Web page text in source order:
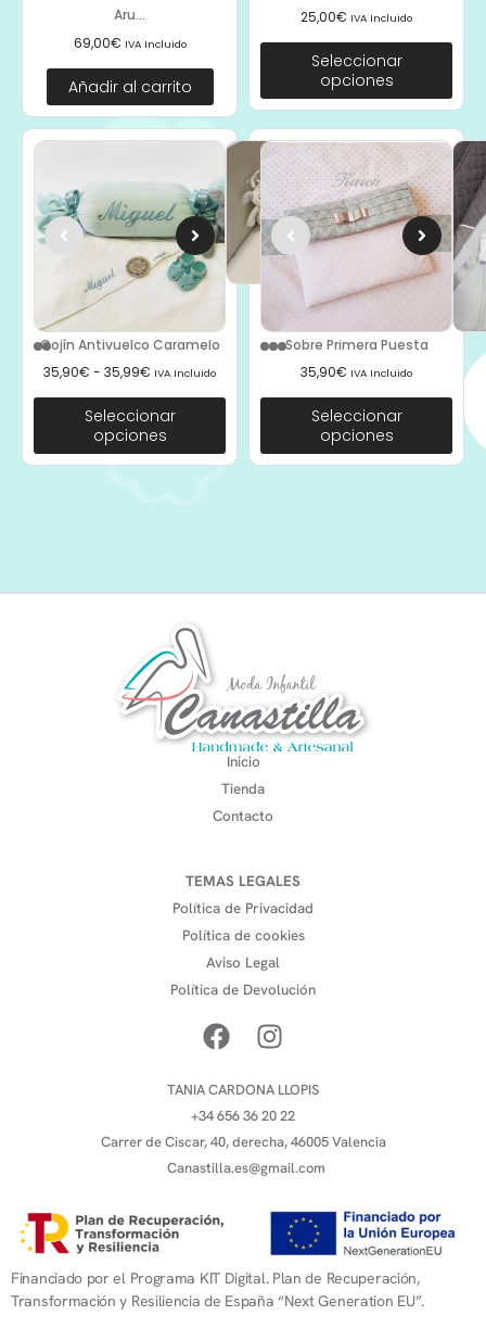
Aru...
69,00€ IVA Incluido
Añadir al carrito
25,00€ IVA Incluido
Seleccionar
opciones
Cojín Antivuelco Caramelo
35,90€ - 35,99€ IVA Incluido
Seleccionar
opciones
Sobre Primera Puesta
35,90€ IVA Incluido
Seleccionar
opciones
Inicio
Tienda
Contacto
TEMAS LEGALES
Política de Privacidad
Política de cookies
Aviso Legal
Política de Devolución
TANIA CARDONA LLOPIS
+34 656 36 20 22
Carrer de Ciscar, 40, derecha, 46005 Valencia
Canastilla.es@gmail.com
Financiado por el Programa KIT Digital. Plan de Recuperación,
Transformación y Resiliencia de España “Next Generation EU”.